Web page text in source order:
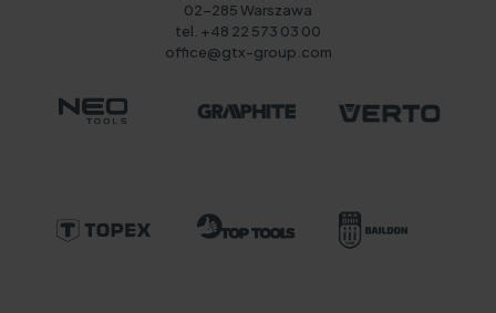
02-285 Warszawa
tel. +48 22 573 03 00
office@gtx-group.com